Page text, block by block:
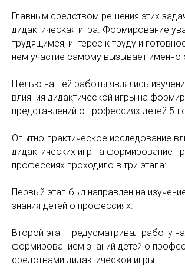
Главным средством решения этих
дидактическая игра. Формирование
трудящимся, интерес к труду и
нем участие самому вызывает именно
Целью нашей работы являлись
влияния дидактической игры на
представлений о профессиях детей 5-
Опытно-практическое исследование
дидактических игр на формирование
профессиях проходило в три этапа:
Первый этап был направлен на
знания детей о профессиях.
Второй этап предусматривал работу
формированием знаний детей о
средствами дидактической игры.